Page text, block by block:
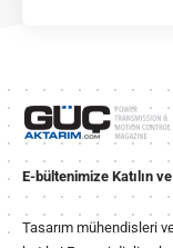
E-bültenimize Katılın
Tasarım mühendisleri